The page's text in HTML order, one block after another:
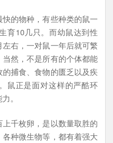
的物种，有些种类的鼠一
育10几只。而幼鼠达到性
右，一对鼠一年后就可繁
然，不是所有的个体都能
捕食、食物的匮乏以及疾
鼠正是面对这样的严酷环
。
千枚卵，是以数量取胜的
种微生物等，都有着强大